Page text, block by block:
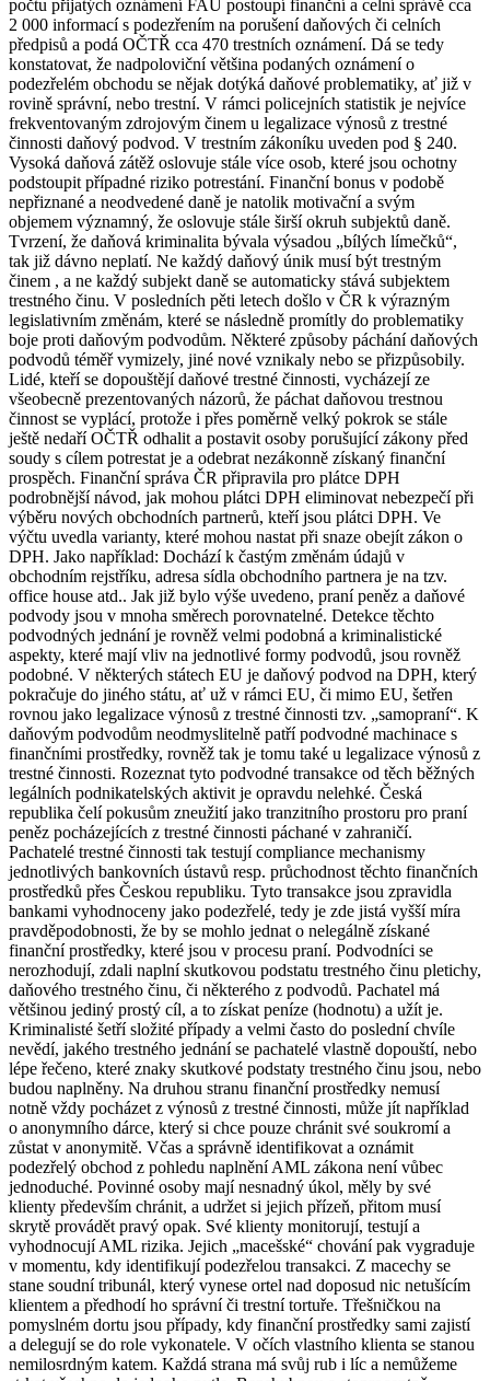
počtu přijatých oznámení FAÚ postoupí finanční a celní správě cca
2 000 informací s podezřením na porušení daňových či celních
předpisů a podá OČTŘ cca 470 trestních oznámení. Dá se tedy
konstatovat, že nadpoloviční většina podaných oznámení o
podezřelém obchodu se nějak dotýká daňové problematiky, ať již v
rovině správní, nebo trestní. V rámci policejních statistik je nejvíce
frekventovaným zdrojovým činem u legalizace výnosů z trestné
činnosti daňový podvod. V trestním zákoníku uveden pod § 240.
Vysoká daňová zátěž oslovuje stále více osob, které jsou ochotny
podstoupit případné riziko potrestání. Finanční bonus v podobě
nepřiznané a neodvedené daně je natolik motivační a svým
objemem významný, že oslovuje stále širší okruh subjektů daně.
Tvrzení, že daňová kriminalita bývala výsadou „bílých límečků“,
tak již dávno neplatí. Ne každý daňový únik musí být trestným
činem , a ne každý subjekt daně se automaticky stává subjektem
trestného činu. V posledních pěti letech došlo v ČR k výrazným
legislativním změnám, které se následně promítly do problematiky
boje proti daňovým podvodům. Některé způsoby páchání daňových
podvodů téměř vymizely, jiné nové vznikaly nebo se přizpůsobily.
Lidé, kteří se dopouštějí daňové trestné činnosti, vycházejí ze
všeobecně prezentovaných názorů, že páchat daňovou trestnou
činnost se vyplácí, protože i přes poměrně velký pokrok se stále
ještě nedaří OČTŘ odhalit a postavit osoby porušující zákony před
soudy s cílem potrestat je a odebrat nezákonně získaný finanční
prospěch. Finanční správa ČR připravila pro plátce DPH
podrobnější návod, jak mohou plátci DPH eliminovat nebezpečí při
výběru nových obchodních partnerů, kteří jsou plátci DPH. Ve
výčtu uvedla varianty, které mohou nastat při snaze obejít zákon o
DPH. Jako například: Dochází k častým změnám údajů v
obchodním rejstříku, adresa sídla obchodního partnera je na tzv.
office house atd.. Jak již bylo výše uvedeno, praní peněz a daňové
podvody jsou v mnoha směrech porovnatelné. Detekce těchto
podvodných jednání je rovněž velmi podobná a kriminalistické
aspekty, které mají vliv na jednotlivé formy podvodů, jsou rovněž
podobné. V některých státech EU je daňový podvod na DPH, který
pokračuje do jiného státu, ať už v rámci EU, či mimo EU, šetřen
rovnou jako legalizace výnosů z trestné činnosti tzv. „samopraní“. K
daňovým podvodům neodmyslitelně patří podvodné machinace s
finančními prostředky, rovněž tak je tomu také u legalizace výnosů z
trestné činnosti. Rozeznat tyto podvodné transakce od těch běžných
legálních podnikatelských aktivit je opravdu nelehké. Česká
republika čelí pokusům zneužití jako tranzitního prostoru pro praní
peněz pocházejících z trestné činnosti páchané v zahraničí.
Pachatelé trestné činnosti tak testují compliance mechanismy
jednotlivých bankovních ústavů resp. průchodnost těchto finančních
prostředků přes Českou republiku. Tyto transakce jsou zpravidla
bankami vyhodnoceny jako podezřelé, tedy je zde jistá vyšší míra
pravděpodobnosti, že by se mohlo jednat o nelegálně získané
finanční prostředky, které jsou v procesu praní. Podvodníci se
nerozhodují, zdali naplní skutkovou podstatu trestného činu pletichy,
daňového trestného činu, či některého z podvodů. Pachatel má
většinou jediný prostý cíl, a to získat peníze (hodnotu) a užít je.
Kriminalisté šetří složité případy a velmi často do poslední chvíle
nevědí, jakého trestného jednání se pachatelé vlastně dopouští, nebo
lépe řečeno, které znaky skutkové podstaty trestného činu jsou, nebo
budou naplněny. Na druhou stranu finanční prostředky nemusí
notně vždy pocházet z výnosů z trestné činnosti, může jít například
o anonymního dárce, který si chce pouze chránit své soukromí a
zůstat v anonymitě. Včas a správně identifikovat a oznámit
podezřelý obchod z pohledu naplnění AML zákona není vůbec
jednoduché. Povinné osoby mají nesnadný úkol, měly by své
klienty především chránit, a udržet si jejich přízeň, přitom musí
skrytě provádět pravý opak. Své klienty monitorují, testují a
vyhodnocují AML rizika. Jejich „macešské“ chování pak vygraduje
v momentu, kdy identifikují podezřelou transakci. Z macechy se
stane soudní tribunál, který vynese ortel nad doposud nic netušícím
klientem a předhodí ho správní či trestní tortuře. Třešničkou na
pomyslném dortu jsou případy, kdy finanční prostředky sami zajistí
a delegují se do role vykonatele. V očích vlastního klienta se stanou
nemilosrdným katem. Každá strana má svůj rub i líc a nemůžeme